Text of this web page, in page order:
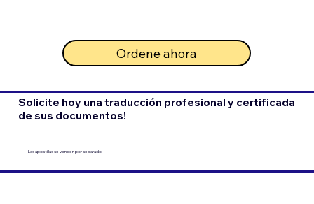
Ordene ahora
Solicite hoy una traducción profesional y certificada
de sus documentos!
Las apostillas se venden por separado